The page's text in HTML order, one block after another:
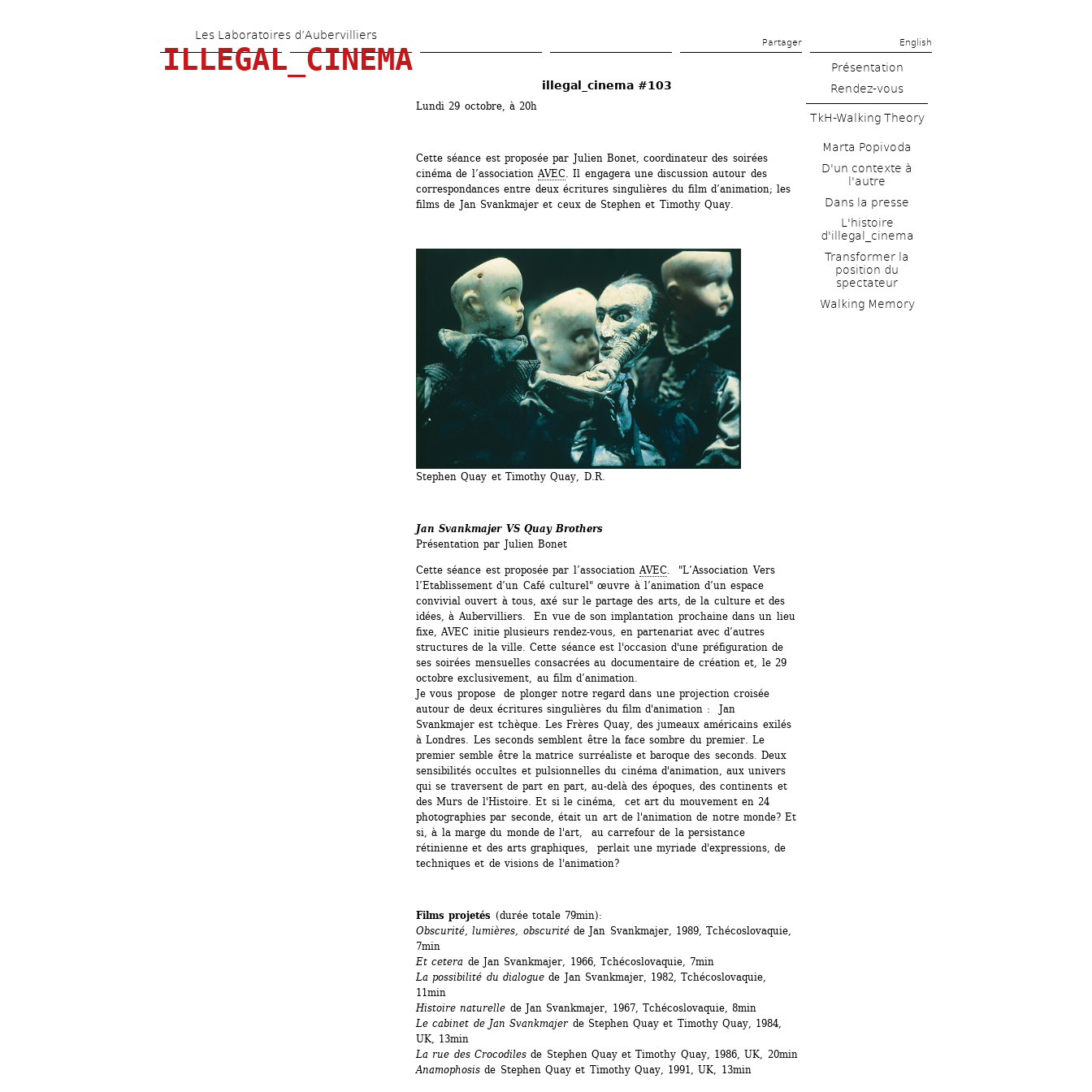
contenu
Les Laboratoires d’Aubervilliers
Partager English
ILLEGAL_CINEMA
illegal_cinema #103
Lundi 29 octobre, à 20h
Cette séance est proposée par Julien Bonet, coordinateur des soirées
cinéma de l’association AVEC. Il engagera une discussion autour des
correspondances entre deux écritures singulières du film d’animation; les
films de Jan Svankmajer et ceux de Stephen et Timothy Quay.
Stephen Quay et Timothy Quay, D.R.
Jan Svankmajer VS Quay Brothers
Présentation par Julien Bonet
Cette séance est proposée par l’association AVEC. "L’Association Vers
l’Etablissement d’un Café culturel" œuvre à l’animation d’un espace
convivial ouvert à tous, axé sur le partage des arts, de la culture et des
idées, à Aubervilliers. En vue de son implantation prochaine dans un lieu
fixe, AVEC initie plusieurs rendez-vous, en partenariat avec d’autres
structures de la ville. Cette séance est l'occasion d'une préfiguration de
ses soirées mensuelles consacrées au documentaire de création et, le 29
octobre exclusivement, au film d’animation.
Je vous propose de plonger notre regard dans une projection croisée
autour de deux écritures singulières du film d'animation : Jan
Svankmajer est tchèque. Les Frères Quay, des jumeaux américains exilés
à Londres. Les seconds semblent être la face sombre du premier. Le
premier semble être la matrice surréaliste et baroque des seconds. Deux
sensibilités occultes et pulsionnelles du cinéma d'animation, aux univers
qui se traversent de part en part, au-delà des époques, des continents et
des Murs de l'Histoire. Et si le cinéma, cet art du mouvement en 24
photographies par seconde, était un art de l'animation de notre monde? Et
si, à la marge du monde de l'art, au carrefour de la persistance
rétinienne et des arts graphiques, perlait une myriade d'expressions, de
techniques et de visions de l'animation?
Films projetés (durée totale 79min):
Obscurité, lumières, obscuritéde Jan Svankmajer, 1989, Tchécoslovaquie,
7min
Et cetera de Jan Svankmajer, 1966, Tchécoslovaquie, 7min
La possibilité du dialoguede Jan Svankmajer, 1982, Tchécoslovaquie,
11min
Histoire naturelle de Jan Svankmajer, 1967, Tchécoslovaquie, 8min
Le cabinet de Jan Svankmajer de Stephen Quay et Timothy Quay, 1984,
UK, 13min
La rue des Crocodilesde Stephen Quay et Timothy Quay, 1986, UK, 20min
Anamophosis de Stephen Quay et Timothy Quay, 1991, UK, 13min
Présentation
Rendez-vous
TkH-Walking Theory
Marta Popivoda
D'un contexte à
l'autre
Dans la presse
L'histoire
d'illegal_cinema
Transformer la
position du
spectateur
Walking Memory